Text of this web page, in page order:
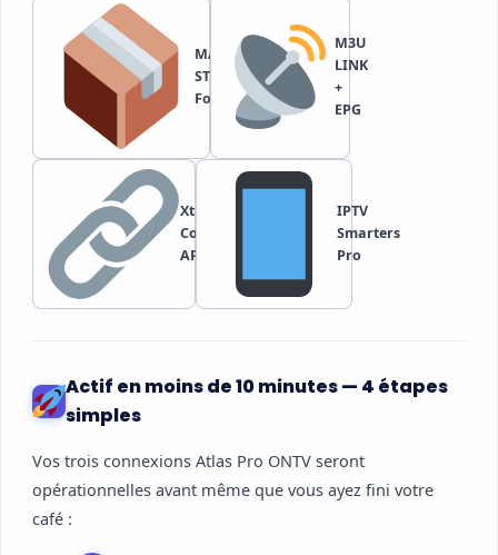
MAG /
STB /
Formuler
M3U
LINK
+
EPG
Xtream
Codes /
API
IPTV
Smarters
Pro
Actif en moins de 10 minutes — 4 étapes
simples
Vos trois connexions Atlas Pro ONTV seront
opérationnelles avant même que vous ayez fini votre
café :